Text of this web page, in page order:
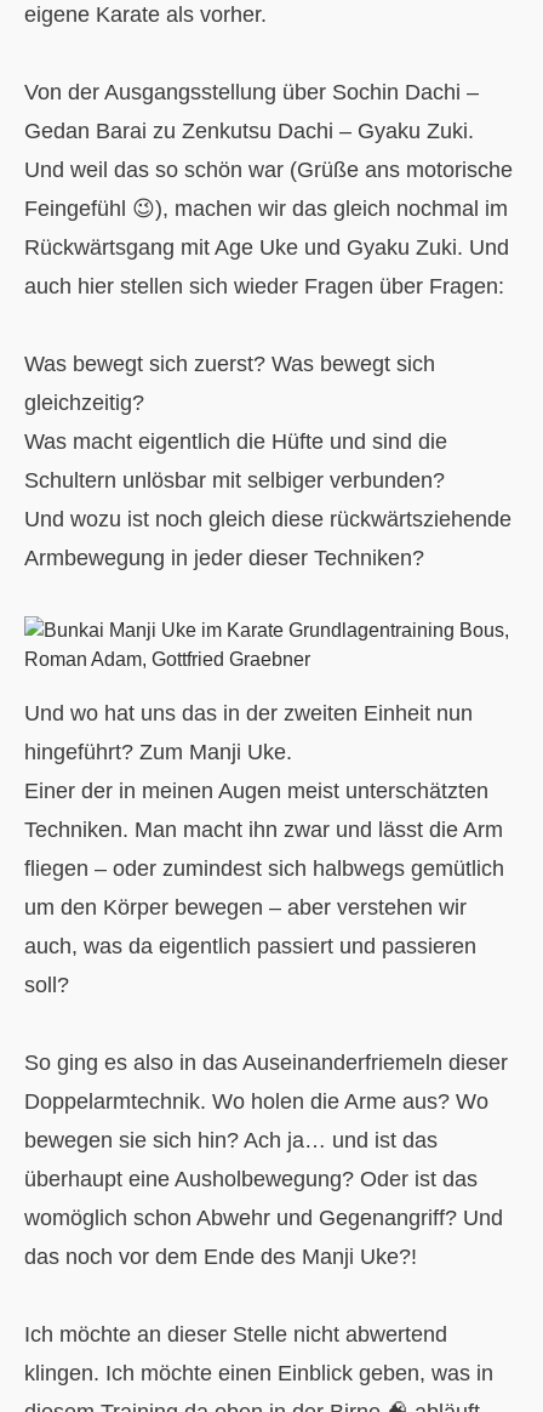
eigene Karate als vorher.
Von der Ausgangsstellung über Sochin Dachi –
Gedan Barai zu Zenkutsu Dachi – Gyaku Zuki.
Und weil das so schön war (Grüße ans motorische
Feingefühl 😉), machen wir das gleich nochmal im
Rückwärtsgang mit Age Uke und Gyaku Zuki. Und
auch hier stellen sich wieder Fragen über Fragen:
Was bewegt sich zuerst? Was bewegt sich
gleichzeitig?
Was macht eigentlich die Hüfte und sind die
Schultern unlösbar mit selbiger verbunden?
Und wozu ist noch gleich diese rückwärtsziehende
Armbewegung in jeder dieser Techniken?
Und wo hat uns das in der zweiten Einheit nun
hingeführt? Zum Manji Uke.
Einer der in meinen Augen meist unterschätzten
Techniken. Man macht ihn zwar und lässt die Arm
fliegen – oder zumindest sich halbwegs gemütlich
um den Körper bewegen – aber verstehen wir
auch, was da eigentlich passiert und passieren
soll?
So ging es also in das Auseinanderfriemeln dieser
Doppelarmtechnik. Wo holen die Arme aus? Wo
bewegen sie sich hin? Ach ja… und ist das
überhaupt eine Ausholbewegung? Oder ist das
womöglich schon Abwehr und Gegenangriff? Und
das noch vor dem Ende des Manji Uke?!
Ich möchte an dieser Stelle nicht abwertend
klingen. Ich möchte einen Einblick geben, was in